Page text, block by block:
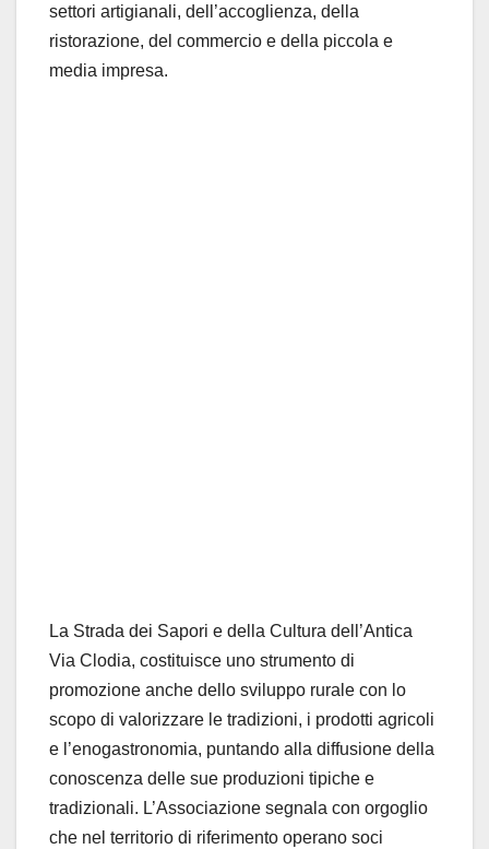
settori artigianali, dell’accoglienza, della
ristorazione, del commercio e della piccola e
media impresa.
La Strada dei Sapori e della Cultura dell’Antica
Via Clodia, costituisce uno strumento di
promozione anche dello sviluppo rurale con lo
scopo di valorizzare le tradizioni, i prodotti agricoli
e l’enogastronomia, puntando alla diffusione della
conoscenza delle sue produzioni tipiche e
tradizionali. L’Associazione segnala con orgoglio
che nel territorio di riferimento operano soci